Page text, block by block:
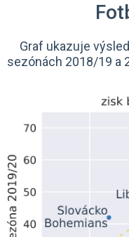
Graf ukazuje
sezónách 2018/19 a